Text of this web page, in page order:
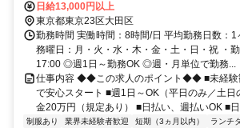
歩約10分、東急大井町線 緑が丘（東京都）南
蔵小杉リクルートセンター)神奈川県川崎市中
０５－３ ４０２号
日給13,000円以上
東京都東京23区大田区
勤務時間 実働時間：8時間/日 平均勤務日数：
務曜日：月・火・水・木・金・土・日・祝 ・
17:00 ◎週1日～勤務OK ◎週・月単位で勤務...
仕事内容 ◆◆この求人のポイント◆◆ ■未経験
で安心スタート ■週1日～OK（平日のみ／土日
金20万円（規定あり） ■日払い、週払いOK ■
制服あり 業界未経験者歓迎 短期（3ヵ月以内） ランチ